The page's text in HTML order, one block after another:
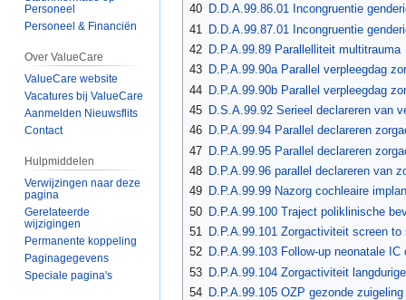
40 D.D.A.99.86.01 Incongruentie
41
D.D.A.99.87.01 Incongruentie
42 D.P.A.99.89 Parallelliteit multitrauma
43 D.P.A.99.90a Parallel verpleegdag
44 D.P.A.99.90b Parallel verpleegdag
45 D.S.A.99.92 Serieel declareren van
46 D.P.A.99.94 Parallel declareren
47 D.P.A.99.95 Parallel declareren
48 D.P.A.99.96 parallel declareren van
49 D.P.A.99.99 Nazorg cochleaire
50 D.P.A.99.100 Traject poliklinische
51
D.P.A.99.101 Zorgactiviteit screen to
52 D.P.A.99.103 Follow-up neonatale
53 D.P.A.99.104 Zorgactiviteit
54 D.P.A.99.105 OZP gezonde
Personeel
Personeel & Financiën
Over ValueCare
ValueCare website
Vacatures bij ValueCare
Aanmelden Nieuwsflits
Contact
Hulpmiddelen
Verwijzingen naar deze
pagina
Gerelateerde
wijzigingen
Permanente koppeling
Paginagegevens
Speciale pagina's